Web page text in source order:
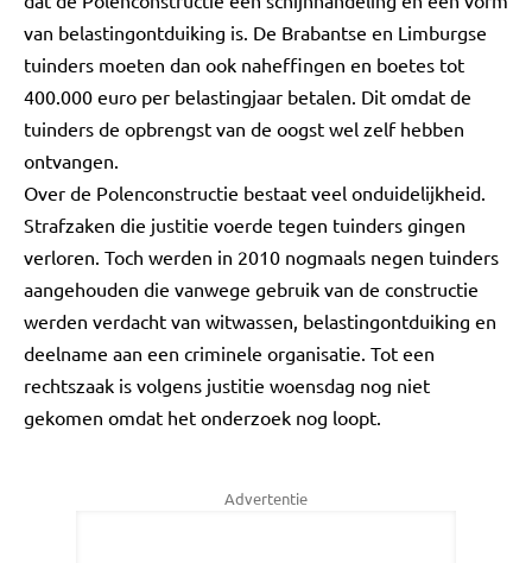
van belastingontduiking is. De Brabantse en Limburgse
tuinders moeten dan ook naheffingen en boetes tot
400.000 euro per belastingjaar betalen. Dit omdat de
tuinders de opbrengst van de oogst wel zelf hebben
ontvangen.
Over de Polenconstructie bestaat veel onduidelijkheid.
Strafzaken die justitie voerde tegen tuinders gingen
verloren. Toch werden in 2010 nogmaals negen tuinders
aangehouden die vanwege gebruik van de constructie
werden verdacht van witwassen, belastingontduiking en
deelname aan een criminele organisatie. Tot een
rechtszaak is volgens justitie woensdag nog niet
gekomen omdat het onderzoek nog loopt.
Advertentie